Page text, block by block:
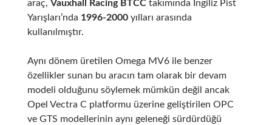
araç, Vauxhall Racing BTCCtakımında İngiliz Pist
Yarışları’nda 1996-2000yılları arasında
kullanılmıştır.
Aynı dönem üretilen Omega MV6 ile benzer
özellikler sunan bu aracın tam olarak bir devam
modeli olduğunu söylemek mümkün değil ancak
Opel Vectra C platformu üzerine geliştirilen OPC
ve GTS modellerinin aynı geleneği sürdürdüğü